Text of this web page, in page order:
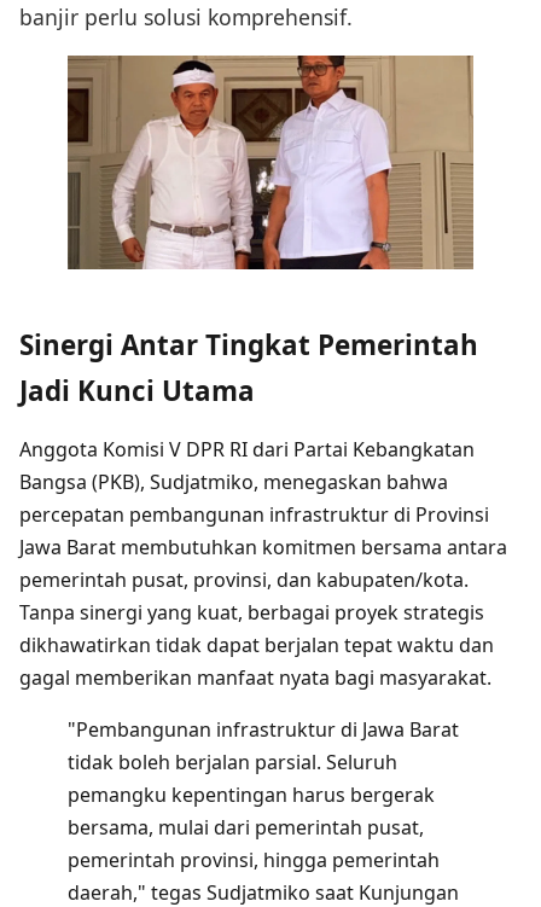
banjir perlu solusi komprehensif.
Sinergi Antar Tingkat Pemerintah
Jadi Kunci Utama
Anggota Komisi V DPR RI dari Partai Kebangkatan
Bangsa (PKB), Sudjatmiko, menegaskan bahwa
percepatan pembangunan infrastruktur di Provinsi
Jawa Barat membutuhkan komitmen bersama antara
pemerintah pusat, provinsi, dan kabupaten/kota.
Tanpa sinergi yang kuat, berbagai proyek strategis
dikhawatirkan tidak dapat berjalan tepat waktu dan
gagal memberikan manfaat nyata bagi masyarakat.
"Pembangunan infrastruktur di Jawa Barat
tidak boleh berjalan parsial. Seluruh
pemangku kepentingan harus bergerak
bersama, mulai dari pemerintah pusat,
pemerintah provinsi, hingga pemerintah
daerah," tegas Sudjatmiko saat Kunjungan